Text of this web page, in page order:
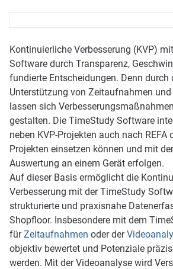
Kontinuierliche Verbesserung (KVP)
Software durch Transparenz,
fundierte Entscheidungen. Denn durch
Unterstützung von Zeitaufnahmen
lassen sich
gestalten. Die TimeStudy Software
neben KVP-Projekten auch nach REFA
Projekten einsetzen können und mit
Auswertung an einem Gerät erfolgen.
Auf dieser Basis ermöglicht die
Verbesserung mit der TimeStudy
strukturierte und praxisnahe
Shopfloor. Insbesondere mit dem
fürZeitaufnahmen oder der
objektiv bewertet und Potenziale
werden. Mit der Videoanalyse wird